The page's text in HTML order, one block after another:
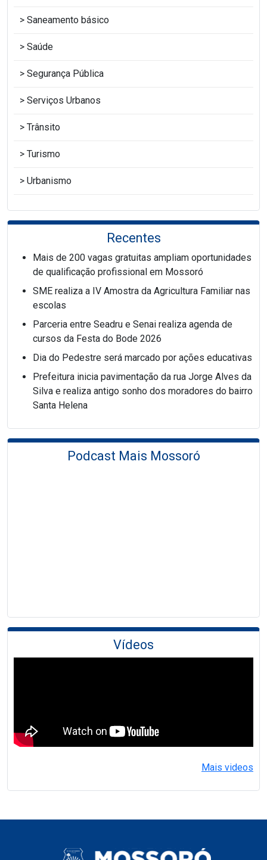
Saneamento básico
Saúde
Segurança Pública
Serviços Urbanos
Trânsito
Turismo
Urbanismo
Recentes
Mais de 200 vagas gratuitas ampliam oportunidades
de qualificação profissional em Mossoró
SME realiza a IV Amostra da Agricultura Familiar nas
escolas
Parceria entre Seadru e Senai realiza agenda de
cursos da Festa do Bode 2026
Dia do Pedestre será marcado por ações educativas
Prefeitura inicia pavimentação da rua Jorge Alves da
Silva e realiza antigo sonho dos moradores do bairro
Santa Helena
Podcast Mais Mossoró
Vídeos
Mais videos